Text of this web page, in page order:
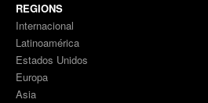
REGIONS
Internacional
Latinoamérica
Estados Unidos
Europa
Asia